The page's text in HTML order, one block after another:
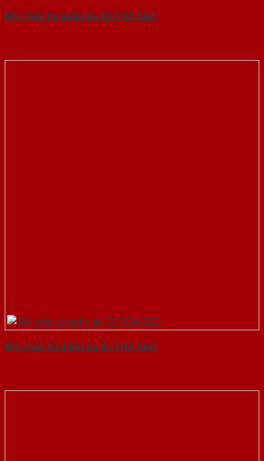
Nội thất tủ quần áo 30-TQA-SGD
Nội thất tủ quần áo 35-TQA-SGD